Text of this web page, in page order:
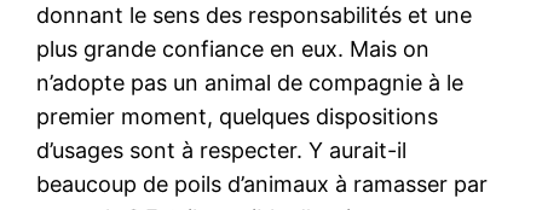
donnant le sens des responsabilités et une
plus grande confiance en eux. Mais on
n’adopte pas un animal de compagnie à le
premier moment, quelques dispositions
d’usages sont à respecter. Y aurait-il
beaucoup de poils d’animaux à ramasser par